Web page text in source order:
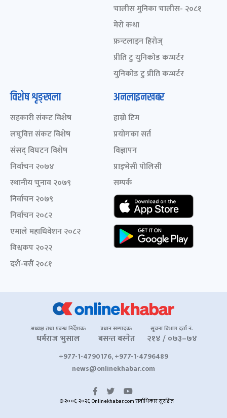
चालीस मुनिका चालीस- २०८१
मेरो कथा
फ्रन्टलाइन हिरोज्
प्रीति टु युनिकोड कन्भर्टर
युनिकोड टु प्रीति कन्भर्टर
विशेष शृङ्खला
सहकारी संकट विशेष
लघुवित्त संकट विशेष
संसद् विघटन विशेष
निर्वाचन २०७४
स्थानीय चुनाव २०७९
निर्वाचन २०७९
निर्वाचन २०८२
एमाले महाधिवेशन २०८२
विश्वकप २०२२
दशैं-बसैं २०८१
अनलाइनखबर
हाम्रो टिम
प्रयोगका सर्त
विज्ञापन
प्राइभेसी पोलिसी
सम्पर्क
अध्यक्ष तथा प्रबन्ध निर्देशक:
धर्मराज भुसाल
प्रधान सम्पादक:
बसन्त बस्नेत
सूचना विभाग दर्ता नं.
२१४ / ०७३–७४
+977-1-4790176, +977-1-4796489
news@onlinekhabar.com
© २००६-२०२६ Onlinekhabar.com सर्वाधिकार सुरक्षित